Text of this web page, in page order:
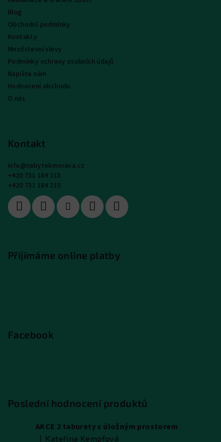
Blog
Obchodní podmínky
Kontakty
Množstevní slevy
Podmínky ochrany osobních údajů
Napište nám
Hodnocení obchodu
O nás
Kontakt
info@nabytekmorava.cz
+420 731 184 215
+420 731 184 215
Přijímáme online platby
Facebook
Poslední hodnocení produktů
AKCE 2 taburety s úložným prostorem
| Kateřina Kempfová